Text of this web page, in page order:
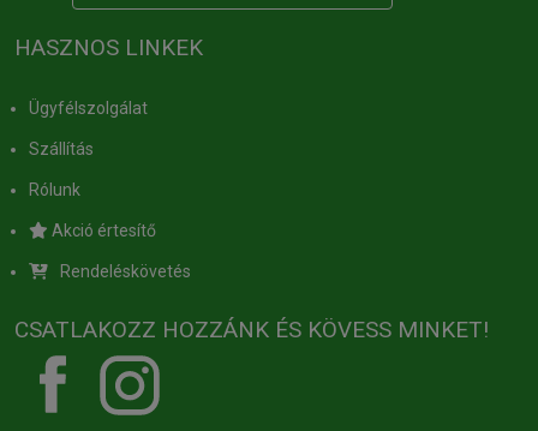
HASZNOS LINKEK
Ügyfélszolgálat
Szállítás
Rólunk
Akció értesítő
Rendeléskövetés
CSATLAKOZZ HOZZÁNK ÉS KÖVESS MINKET!